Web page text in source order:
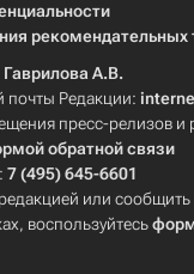
рекомендательных
Гаврилова А.В.
почты Редакции:
пресс-релизов и
обратной связи
7 (495) 645-6601
или сообщить
воспользуйтесь